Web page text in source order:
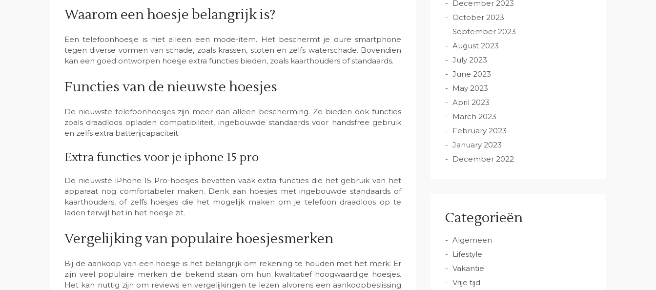
Waarom een hoesje belangrijk is?
Een telefoonhoesje is niet alleen een mode-item. Het beschermt je dure smartphone
tegen diverse vormen van schade, zoals krassen, stoten en zelfs waterschade. Bovendien
kan een goed ontworpen hoesje extra functies bieden, zoals kaarthouders of standaards.
Functies van de nieuwste hoesjes
De nieuwste telefoonhoesjes zijn meer dan alleen bescherming. Ze bieden ook functies
zoals draadloos opladen compatibiliteit, ingebouwde standaards voor handsfree gebruik
en zelfs extra batterijcapaciteit.
Extra functies voor je iphone 15 pro
De nieuwste iPhone 15 Pro-hoesjes bevatten vaak extra functies die het gebruik van het
apparaat nog comfortabeler maken. Denk aan hoesjes met ingebouwde standaards of
kaarthouders, of zelfs hoesjes die het mogelijk maken om je telefoon draadloos op te
laden terwijl het in het hoesje zit.
Vergelijking van populaire hoesjesmerken
Bij de aankoop van een hoesje is het belangrijk om rekening te houden met het merk. Er
zijn veel populaire merken die bekend staan om hun kwalitatief hoogwaardige hoesjes.
Het kan nuttig zijn om reviews en vergelijkingen te lezen alvorens een aankoopbeslissing
December 2023
October 2023
September 2023
August 2023
July 2023
June 2023
May 2023
April 2023
March 2023
February 2023
January 2023
December 2022
Categorieën
Algemeen
Lifestyle
Vakantie
Vrije tijd